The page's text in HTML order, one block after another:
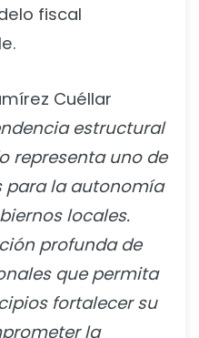
fiscal
Cuéllar
estructural
representa uno de
para la autonomía
locales.
profunda de
que permita
fortalecer su
la